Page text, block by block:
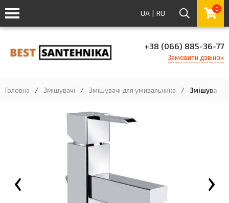
UA | RU 0
+38 (066) 885-36-77
Замовити дзвінок
Головна / Змішувачі / Змішувачі для умивальника / Змішувач
‹ ›